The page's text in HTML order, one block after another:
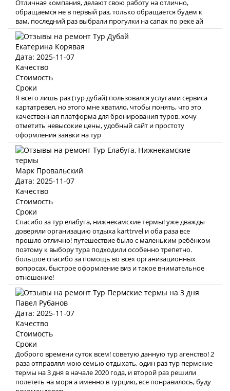
Отличная компания, делают свою работу на отлично,
обращаемся не в первый раз, только обращается будем к
вам, последний раз выбрали прогулки на сапах по реке ай
Екатерина Корявая
Дата: 2025-11-07
Качество
Стоимость
Сроки
Я всего лишь раз (тур дубай) пользовался услугами сервиса
картатревел, но этого мне хватило, чтобы понять, что это
качественная платформа для бронирования туров. хочу
отметить невысокие цены, удобный сайт и простоту
оформления заявки на тур
Марк Провальский
Дата: 2025-11-07
Качество
Стоимость
Сроки
Спасибо за тур елабуга, нижнекамские термы! уже дважды
доверяли организацию отдыха karttrvel и оба раза все
прошло отлично! путешествие было с маленьким ребёнком
поэтому к выбору тура подходили особенно трепетно.
большое спасибо за помощь во всех организационных
вопросах, быстрое оформление виз и такое внимательное
отношение!
Павел Рубанов
Дата: 2025-11-07
Качество
Стоимость
Сроки
Доброго времени суток всем! советую данную тур агенство! 2
раза отправлял мою семью отдыхать, один раз тур пермские
термы на 3 дня в начале 2020 года, и второй раз решили
полететь на моря а именно в турцию, все понравилось, буду